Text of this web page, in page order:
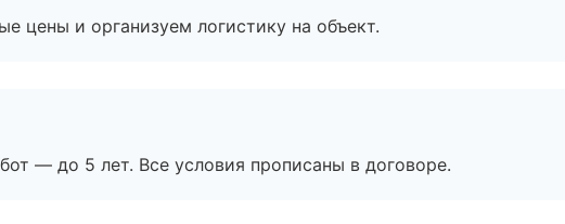
цены и организуем логистику на объект.
— до 5 лет. Все условия прописаны в договоре.